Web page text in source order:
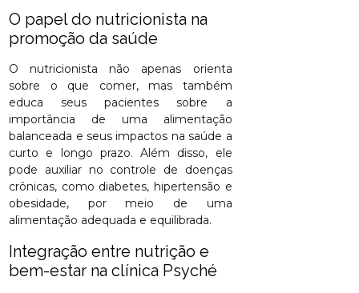
O papel do nutricionista na
promoção da saúde
O nutricionista não apenas orienta
sobre o que comer, mas também
educa seus pacientes sobre a
importância de uma alimentação
balanceada e seus impactos na saúde a
curto e longo prazo. Além disso, ele
pode auxiliar no controle de doenças
crônicas, como diabetes, hipertensão e
obesidade, por meio de uma
alimentação adequada e equilibrada.
Integração entre nutrição e
bem-estar na clínica Psyché